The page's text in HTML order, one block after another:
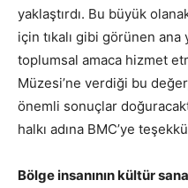
yaklaştırdı. Bu büyük
için tıkalı gibi görünen
toplumsal amaca hizmet
Müzesi’ne verdiği bu
önemli sonuçlar
halkı adına BMC’ye
Bölge insanının kültür